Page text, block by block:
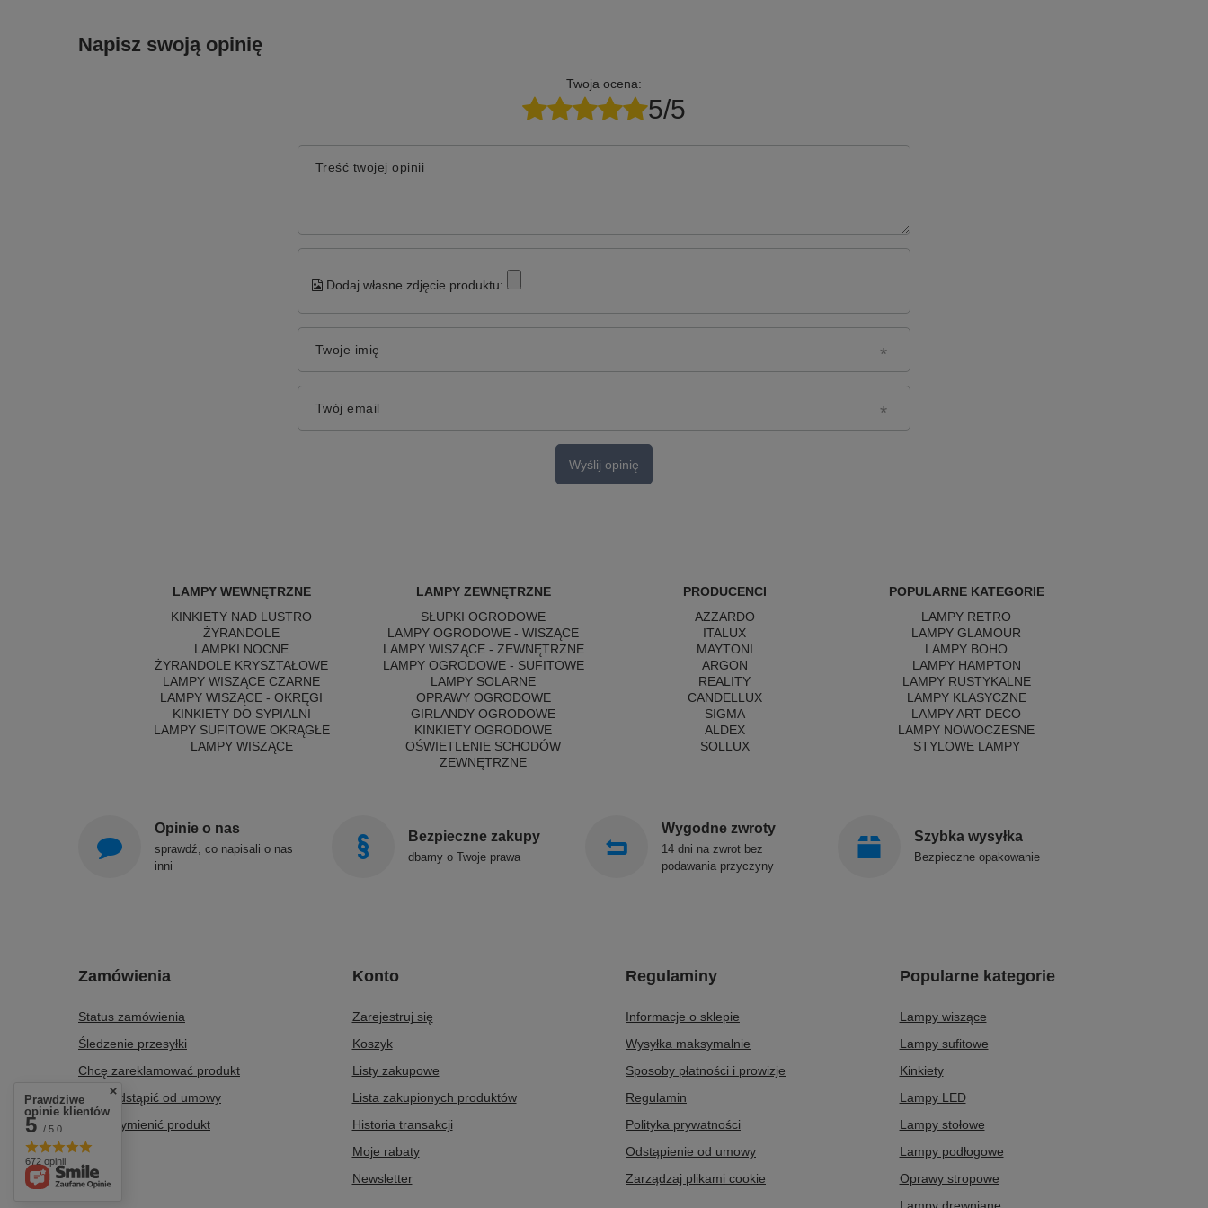
Napisz swoją opinię
Twoja ocena:
5/5
Treść twojej opinii
Dodaj własne zdjęcie produktu:
Twoje imię
Twój email
Wyślij opinię
LAMPY WEWNĘTRZNE
KINKIETY NAD LUSTRO
ŻYRANDOLE
LAMPKI NOCNE
ŻYRANDOLE KRYSZTAŁOWE
LAMPY WISZĄCE CZARNE
LAMPY WISZĄCE - OKRĘGI
KINKIETY DO SYPIALNI
LAMPY SUFITOWE OKRĄGŁE
LAMPY WISZĄCE
LAMPY ZEWNĘTRZNE
SŁUPKI OGRODOWE
LAMPY OGRODOWE - WISZĄCE
LAMPY WISZĄCE - ZEWNĘTRZNE
LAMPY OGRODOWE - SUFITOWE
LAMPY SOLARNE
OPRAWY OGRODOWE
GIRLANDY OGRODOWE
KINKIETY OGRODOWE
OŚWIETLENIE SCHODÓW
ZEWNĘTRZNE
PRODUCENCI
AZZARDO
ITALUX
MAYTONI
ARGON
REALITY
CANDELLUX
SIGMA
ALDEX
SOLLUX
POPULARNE KATEGORIE
LAMPY RETRO
LAMPY GLAMOUR
LAMPY BOHO
LAMPY HAMPTON
LAMPY RUSTYKALNE
LAMPY KLASYCZNE
LAMPY ART DECO
LAMPY NOWOCZESNE
STYLOWE LAMPY
Opinie o nas
sprawdź, co napisali o nas
inni
Bezpieczne zakupy
dbamy o Twoje prawa
Wygodne zwroty
14 dni na zwrot bez
podawania przyczyny
Szybka wysyłka
Bezpieczne opakowanie
Zamówienia
Status zamówienia
Śledzenie przesyłki
Chcę zareklamować produkt
Chcę odstąpić od umowy
Chcę wymienić produkt
Kontakt
Konto
Zarejestruj się
Koszyk
Listy zakupowe
Lista zakupionych produktów
Historia transakcji
Moje rabaty
Newsletter
Regulaminy
Informacje o sklepie
Wysyłka maksymalnie
Sposoby płatności i prowizje
Regulamin
Polityka prywatności
Odstąpienie od umowy
Zarządzaj plikami cookie
Popularne kategorie
Lampy wiszące
Lampy sufitowe
Kinkiety
Lampy LED
Lampy stołowe
Lampy podłogowe
Oprawy stropowe
Prawdziwe
opinie klientów
5 / 5.0
672 opinii